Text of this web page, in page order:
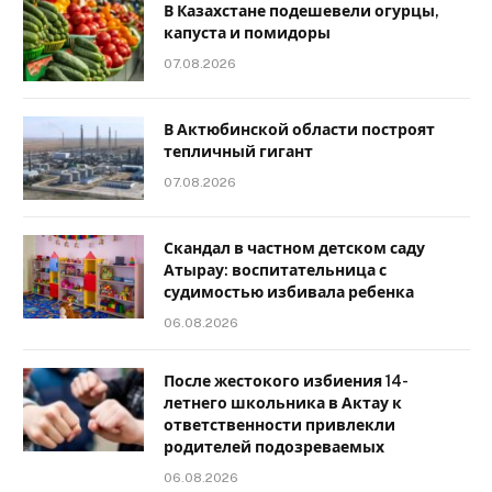
В Казахстане подешевели огурцы,
капуста и помидоры
07.08.2026
В Актюбинской области построят
тепличный гигант
07.08.2026
Скандал в частном детском саду
Атырау: воспитательница с
судимостью избивала ребенка
06.08.2026
После жестокого избиения 14-
летнего школьника в Актау к
ответственности привлекли
родителей подозреваемых
06.08.2026